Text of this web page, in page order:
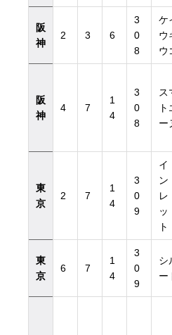
阪
神
2 3 6
3
0
8
ケ
ウ
ウ
阪
神
4 7
1
4
3
0
8
ス
ー
東
京
2 7
1
4
3
0
9
イ
ン
レ
ッ
ト
東
京
6 7
1
4
3
0
9
シ
ー